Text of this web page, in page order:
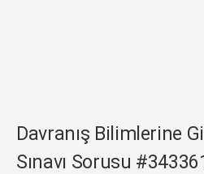
Davranış Bilimlerine
Sınavı Sorusu #343361